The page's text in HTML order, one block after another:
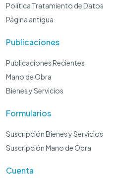
Política Tratamiento de Datos
Página antigua
Publicaciones
Publicaciones Recientes
Mano de Obra
Bienes y Servicios
Formularios
Suscripción Bienes y Servicios
Suscripción Mano de Obra
Cuenta